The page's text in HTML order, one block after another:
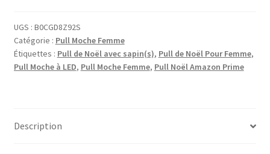
UGS : B0CGD8Z92S
Catégorie : Pull Moche Femme
Étiquettes : Pull de Noël avec sapin(s), Pull de Noël Pour Femme,
Pull Moche à LED, Pull Moche Femme, Pull Noël Amazon Prime
Description